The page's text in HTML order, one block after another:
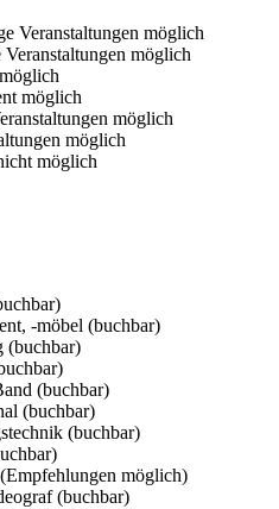
Veranstaltungen möglich
Veranstaltungen möglich
möglich
möglich
möglich
möglich
-möbel (buchbar)
(buchbar)
(buchbar)
(buchbar)
(buchbar)
möglich)
(buchbar)